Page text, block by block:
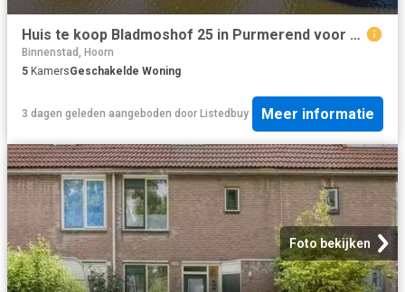
Huis te koop Bladmoshof 25 in Purmerend voor € 1.090.000
Binnenstad, Hoorn
5 KamersGeschakelde Woning
3 dagen geleden aangeboden door Listedbuy Meer informatie
Foto bekijken